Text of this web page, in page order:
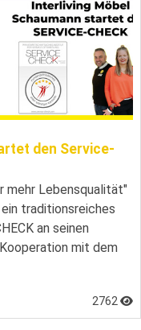
den Service-
mehr Lebensqualität"
traditionsreiches
an seinen
mit dem
2762